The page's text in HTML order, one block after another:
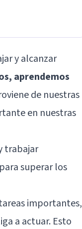
y alcanzar
aprendemos
de nuestras
en nuestras
trabajar
superar los
importantes,
a actuar. Esto